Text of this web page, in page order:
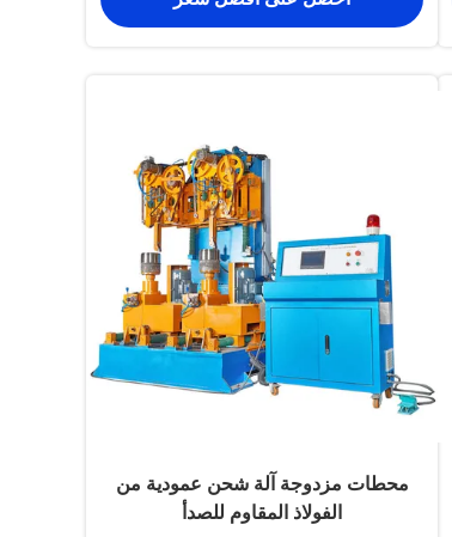
محطات مزدوجة آلة شحن عمودية من
الفولاذ المقاوم للصدأ